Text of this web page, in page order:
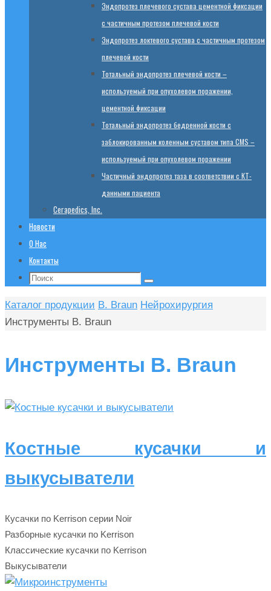
Эндопротез плечевого сустава цементной фиксации
с частичным протезом плечевой кости
Эндопротез локтевого сустава с частичным протезом
плечевой кости
Тотальный эндопротез плечевой кости –
используемый при опухолевом поражении,
цементной фиксации
Тотальный эндопротез бедренной кости с
заблокированным коленным суставом типа CMS –
используемый при опухолевом поражении
Частичный эндопротез таза в соответствии с КТ-
данными пациента
Cerapedics, Inc.
Новости
О Нас
Контакты
Поиск:
Поиск
Главная
Каталог продукции B. Braun Нейрохирургия
Инструменты B. Braun
Инструменты B. Braun
Костные кусачки и
выкусыватели
Кусачки по Kerrison серии Noir
Разборные кусачки по Kerrison
Классические кусачки по Kerrison
Выкусыватели